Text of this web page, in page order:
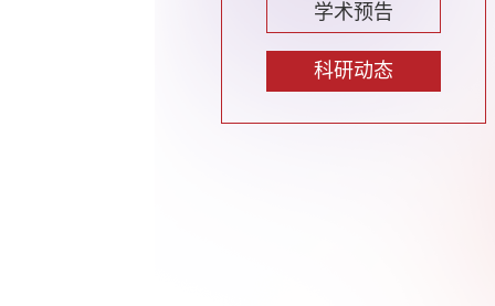
学术预告
科研动态